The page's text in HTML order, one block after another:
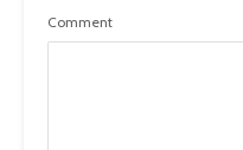
Comment